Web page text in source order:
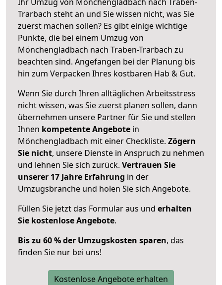
Trarbach steht an und Sie wissen nicht, was Sie
zuerst machen sollen? Es gibt einige wichtige
Punkte, die bei einem Umzug von
Mönchengladbach nach Traben-Trarbach zu
beachten sind. Angefangen bei der Planung bis
hin zum Verpacken Ihres kostbaren Hab & Gut.
Wenn Sie durch Ihren alltäglichen Arbeitsstress
nicht wissen, was Sie zuerst planen sollen, dann
übernehmen unsere Partner für Sie und stellen
Ihnen kompetente Angebote in
Mönchengladbach mit einer Checkliste. Zögern
Sie nicht, unsere Dienste in Anspruch zu nehmen
und lehnen Sie sich zurück. Vertrauen Sie
unserer 17 Jahre Erfahrung in der
Umzugsbranche und holen Sie sich Angebote.
Füllen Sie jetzt das Formular aus und erhalten
Sie kostenlose Angebote.
Bis zu 60 % der Umzugskosten sparen, das
finden Sie nur bei uns!
Kostenlose Angebote erhalten